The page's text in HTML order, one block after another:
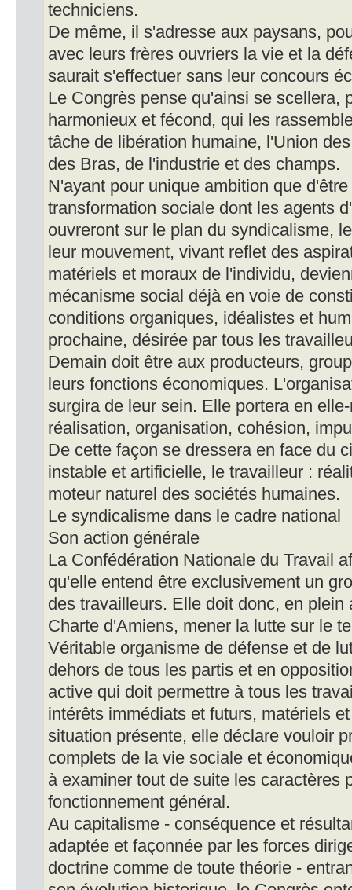
techniciens.
De même, il s'adresse aux paysans,
avec leurs frères ouvriers la vie et la
saurait s'effectuer sans leur concours
Le Congrès pense qu'ainsi se scellera,
harmonieux et fécond, qui les
tâche de libération humaine, l'Union
des Bras, de l'industrie et des champs.
N'ayant pour unique ambition que
transformation sociale dont les agents
ouvreront sur le plan du syndicalisme,
leur mouvement, vivant reflet des
matériels et moraux de l'individu,
mécanisme social déjà en voie de
conditions organiques, idéalistes et
prochaine, désirée par tous les
Demain doit être aux producteurs,
leurs fonctions économiques.
surgira de leur sein. Elle portera en
réalisation, organisation, cohésion,
De cette façon se dressera en face du
instable et artificielle, le travailleur :
moteur naturel des sociétés humaines.
Le syndicalisme dans le cadre national
Son action générale
La Confédération Nationale du Travail
qu'elle entend être exclusivement un
des travailleurs. Elle doit donc, en
Charte d'Amiens, mener la lutte sur le
Véritable organisme de défense et de
dehors de tous les partis et en
active qui doit permettre à tous les
intérêts immédiats et futurs, matériels
situation présente, elle déclare vouloir
complets de la vie sociale et
à examiner tout de suite les caractères
fonctionnement général.
Au capitalisme - conséquence et
adaptée et façonnée par les forces
doctrine comme de toute théorie -